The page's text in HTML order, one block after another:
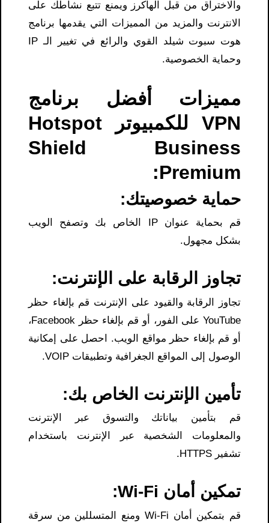
والاختراق من قبل الهاكرز ويمنع تتبع نشاطك على
الانترنت والمزيد من المميزات التي يقدمها برنامج
هوت سبوت شيلد القوي والرائع في تغيير الـ IP
وحماية الخصوصية.
مميزات أفضل برنامج
VPN للكمبيوتر Hotspot
Shield Business
Premium:
حماية خصوصيتك:
قم بحماية عنوان IP الخاص بك وتصفح الويب
بشكل مجهول.
تجاوز الرقابة على الإنترنت:
تجاوز الرقابة والقيود على الإنترنت قم بإلغاء حظر
YouTube على الفور، أو قم بإلغاء حظر Facebook،
أو قم بإلغاء حظر مواقع الويب. احصل على إمكانية
الوصول إلى المواقع الجغرافية وتطبيقات VOIP.
تأمين الإنترنت الخاص بك:
قم بتأمين بياناتك والتسوق عبر الإنترنت
والمعلومات الشخصية عبر الإنترنت باستخدام
تشفير HTTPS.
تمكين أمان Wi-Fi:
قم بتمكين أمان Wi-Fi ومنع المتسللين من سرقة